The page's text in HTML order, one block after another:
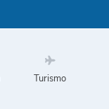
Turismo